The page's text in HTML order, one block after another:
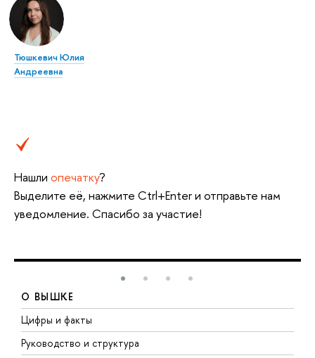
Тюшкевич Юлия
Андреевна
Нашли опечатку?
Выделите её, нажмите Ctrl+Enter и отправьте нам
уведомление. Спасибо за участие!
О ВЫШКЕ
Цифры и факты
Руководство и структура